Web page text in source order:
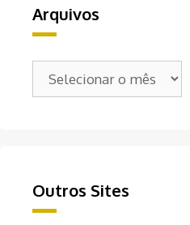
Arquivos
Outros Sites